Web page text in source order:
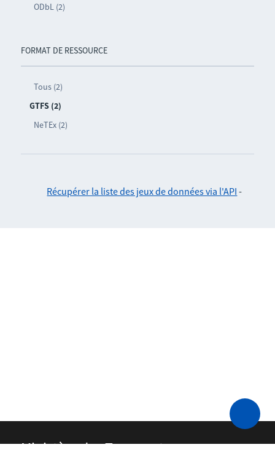
ODbL (2)
FORMAT DE RESSOURCE
Tous (2)
GTFS (2)
NeTEx (2)
Récupérer la liste des jeux de données via l'API -